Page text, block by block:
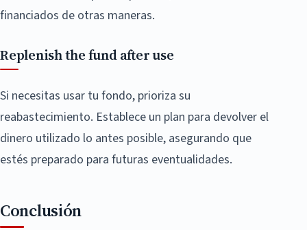
financiados de otras maneras.
Replenish the fund after use
Si necesitas usar tu fondo, prioriza su
reabastecimiento. Establece un plan para devolver el
dinero utilizado lo antes posible, asegurando que
estés preparado para futuras eventualidades.
Conclusión